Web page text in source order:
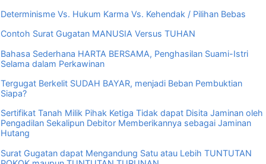
Determinisme Vs. Hukum Karma Vs. Kehendak / Pilihan Bebas
Contoh Surat Gugatan MANUSIA Versus TUHAN
Bahasa Sederhana HARTA BERSAMA, Penghasilan Suami-Istri
Selama dalam Perkawinan
Tergugat Berkelit SUDAH BAYAR, menjadi Beban Pembuktian
Siapa?
Sertifikat Tanah Milik Pihak Ketiga Tidak dapat Disita Jaminan oleh
Pengadilan Sekalipun Debitor Memberikannya sebagai Jaminan
Hutang
Surat Gugatan dapat Mengandung Satu atau Lebih TUNTUTAN